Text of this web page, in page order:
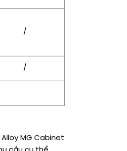
/
/
MG Cabinet